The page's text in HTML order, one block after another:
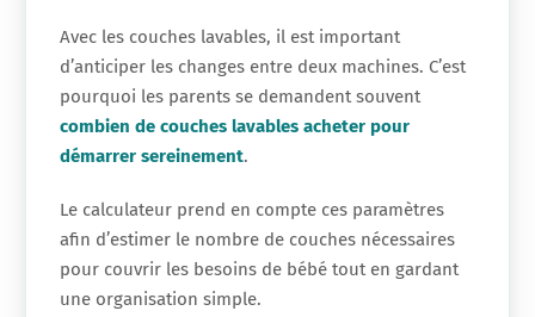
Avec les couches lavables, il est important
d’anticiper les changes entre deux machines. C’est
pourquoi les parents se demandent souvent
combien de couches lavables acheter pour
démarrer sereinement.
Le calculateur prend en compte ces paramètres
afin d’estimer le nombre de couches nécessaires
pour couvrir les besoins de bébé tout en gardant
une organisation simple.